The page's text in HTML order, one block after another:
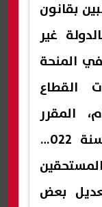
بقانون
غير
في المنحة
القطاع
المقرر
بموجب القانون رقم 166 لسنة 2022،
بعض